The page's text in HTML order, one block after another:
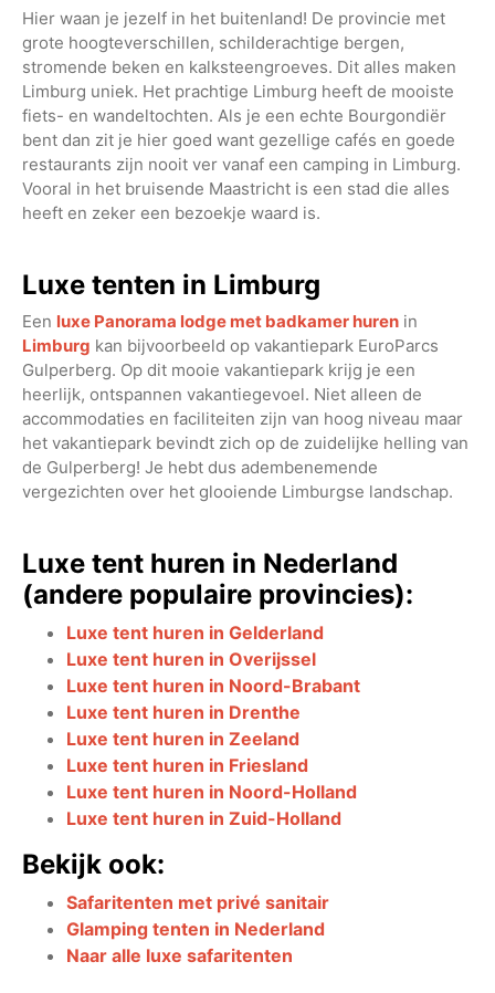
Hier waan je jezelf in het buitenland! De provincie met
grote hoogteverschillen, schilderachtige bergen,
stromende beken en kalksteengroeves. Dit alles maken
Limburg uniek. Het prachtige Limburg heeft de mooiste
fiets- en wandeltochten. Als je een echte Bourgondiër
bent dan zit je hier goed want gezellige cafés en goede
restaurants zijn nooit ver vanaf een camping in Limburg.
Vooral in het bruisende Maastricht is een stad die alles
heeft en zeker een bezoekje waard is.
Luxe tenten in Limburg
Een luxe Panorama lodge met badkamer huren in
Limburg kan bijvoorbeeld op vakantiepark EuroParcs
Gulperberg. Op dit mooie vakantiepark krijg je een
heerlijk, ontspannen vakantiegevoel. Niet alleen de
accommodaties en faciliteiten zijn van hoog niveau maar
het vakantiepark bevindt zich op de zuidelijke helling van
de Gulperberg! Je hebt dus adembenemende
vergezichten over het glooiende Limburgse landschap.
Luxe tent huren in Nederland
(andere populaire provincies):
Luxe tent huren in Gelderland
Luxe tent huren in Overijssel
Luxe tent huren in Noord-Brabant
Luxe tent huren in Drenthe
Luxe tent huren in Zeeland
Luxe tent huren in Friesland
Luxe tent huren in Noord-Holland
Luxe tent huren in Zuid-Holland
Bekijk ook:
Safaritenten met privé sanitair
Glamping tenten in Nederland
Naar alle luxe safaritenten